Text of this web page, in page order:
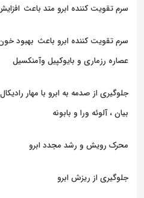
سرم تقویت کننده ابرو متد باعث
سرم تقویت کننده ابرو باعث بهبود
عصاره رزماری و بایوکپیل وآمنکسیل
جلوگیری از صدمه به ابرو با مهار
بیان ، آلوئه ورا و بابونه
محرک رویش و رشد مجدد ابرو
جلوگیری از ریزش ابرو